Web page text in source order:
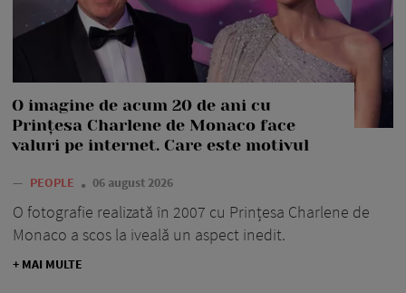
O imagine de acum 20 de ani cu
Prințesa Charlene de Monaco face
valuri pe internet. Care este motivul
— PEOPLE 06 august 2026
O fotografie realizată în 2007 cu Prințesa Charlene de
Monaco a scos la iveală un aspect inedit.
+ MAI MULTE